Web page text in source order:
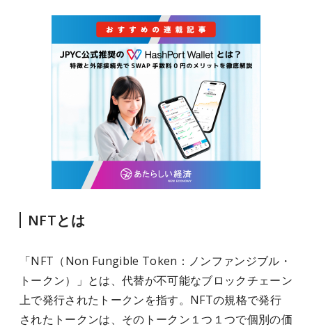
NFTとは
「NFT（Non Fungible Token：ノンファンジブル・
トークン）」とは、代替が不可能なブロックチェーン
上で発行されたトークンを指す。NFTの規格で発行
されたトークンは、そのトークン１つ１つで個別の価